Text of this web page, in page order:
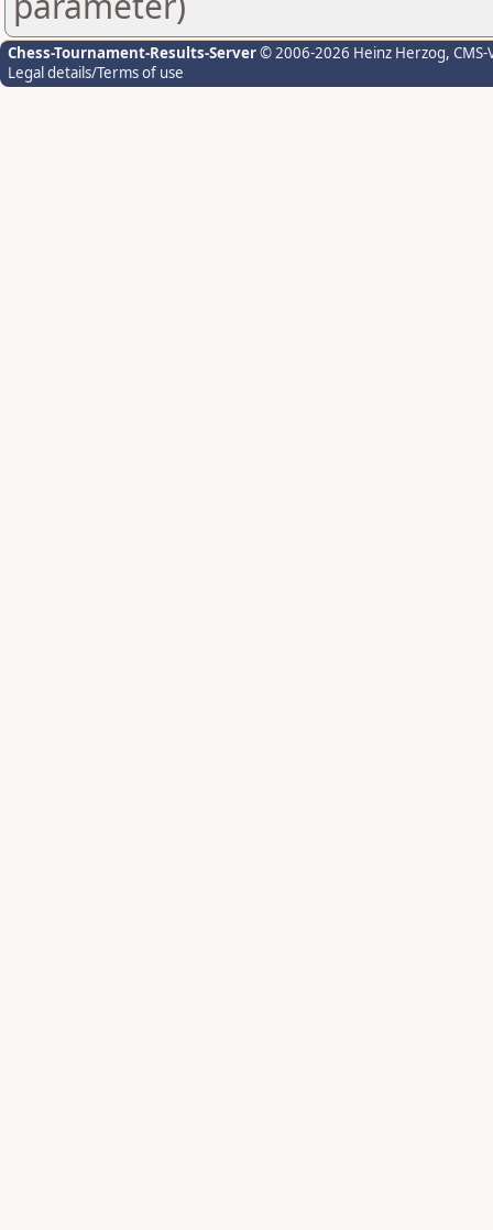
Chess-Tournament-Results-Server© 2006-2026 Heinz Herzog,
Legal details/Terms of use